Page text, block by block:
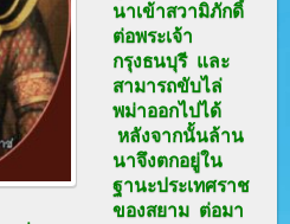
นาเข้าสวามิภักดิ์
ต่อพระเจ้า
กรุงธนบุรี และ
สามารถขับไล่
พม่าออกไปได้
หลังจากนั้นล้าน
นาจึงตกอยู่ใน
ฐานะประเทศราช
ของสยาม ต่อมา